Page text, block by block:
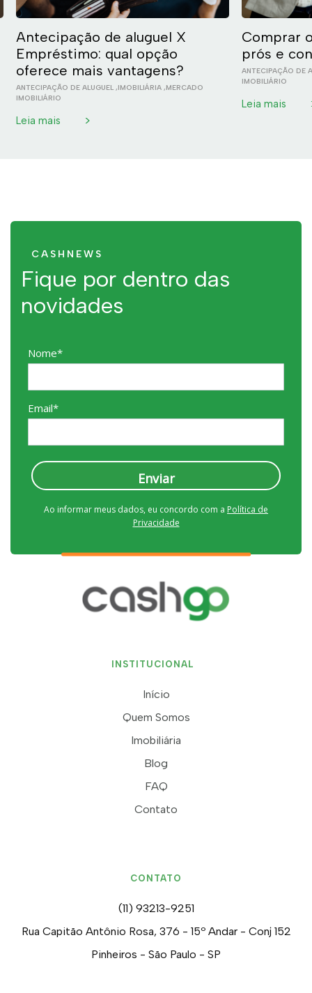
Antecipação de aluguel X
Empréstimo: qual opção
oferece mais vantagens?
ANTECIPAÇÃO DE ALUGUEL ,IMOBILIÁRIA ,MERCADO
IMOBILIÁRIO
Leia mais >
Comprar
prós e
ANTECIPAÇÃO DE
IMOBILIÁRIO
Leia mais
CASHNEWS
Fique por dentro das
novidades
Nome*
Email*
Enviar
Ao informar meus dados, eu concordo com a Política de
Privacidade
INSTITUCIONAL
Início
Quem Somos
Imobiliária
Blog
FAQ
Contato
CONTATO
(11) 93213-9251
Rua Capitão Antônio Rosa, 376 - 15º Andar - Conj 152
Pinheiros - São Paulo - SP